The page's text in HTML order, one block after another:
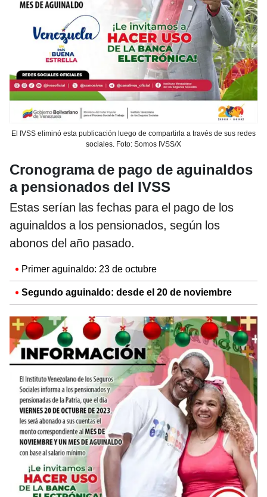
El IVSS eliminó esta publicación luego de compartirla a través de sus redes
sociales. Foto: Somos IVSS/X
Cronograma de pago de aguinaldos
a pensionados del IVSS
Estas serían las fechas para el pago de los
aguinaldos a los pensionados, según los
abonos del año pasado.
Primer aguinaldo: 23 de octubre
Segundo aguinaldo: desde el 20 de noviembre